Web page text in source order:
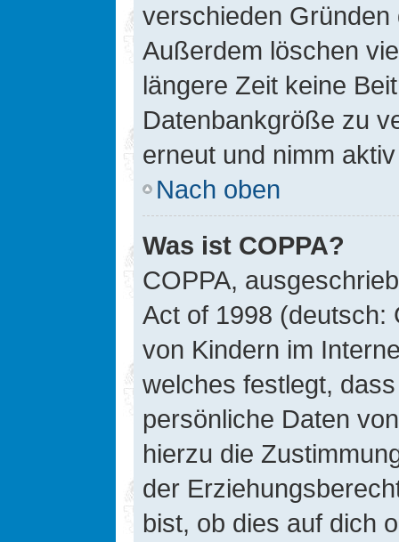
verschieden
Außerdem löschen
längere Zeit keine
Datenbankgröße zu
erneut und nimm
Nach oben
Was ist COPPA?
COPPA,
Act of 1998 (deutsch:
von Kindern im
welches festlegt,
persönliche Daten
hierzu die
der
bist, ob dies auf dich